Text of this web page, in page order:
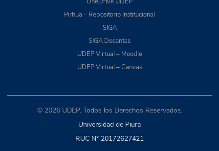
Pirhua – Repositorio Institucional
SIGA
SIGA Docentes
UDEP Virtual – Moodle
UDEP Virtual – Canvas
© 2026 UDEP. Todos los Derechos Reservados.
Universidad de Piura
RUC N° 20172627421